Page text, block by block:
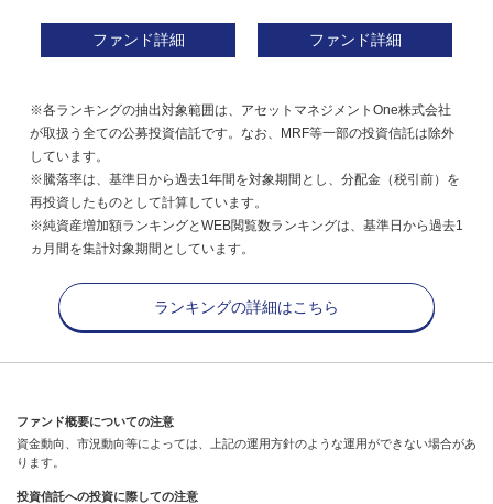
ファンド詳細 ファンド詳細
※各ランキングの抽出対象範囲は、アセットマネジメントOne株式会社
が取扱う全ての公募投資信託です。なお、MRF等一部の投資信託は除外
しています。
※騰落率は、基準日から過去1年間を対象期間とし、分配金（税引前）を
再投資したものとして計算しています。
※純資産増加額ランキングとWEB閲覧数ランキングは、基準日から過去1
ヵ月間を集計対象期間としています。
ランキングの詳細はこちら
ファンド概要についての注意
資金動向、市況動向等によっては、上記の運用方針のような運用ができない場合があ
ります。
投資信託への投資に際しての注意